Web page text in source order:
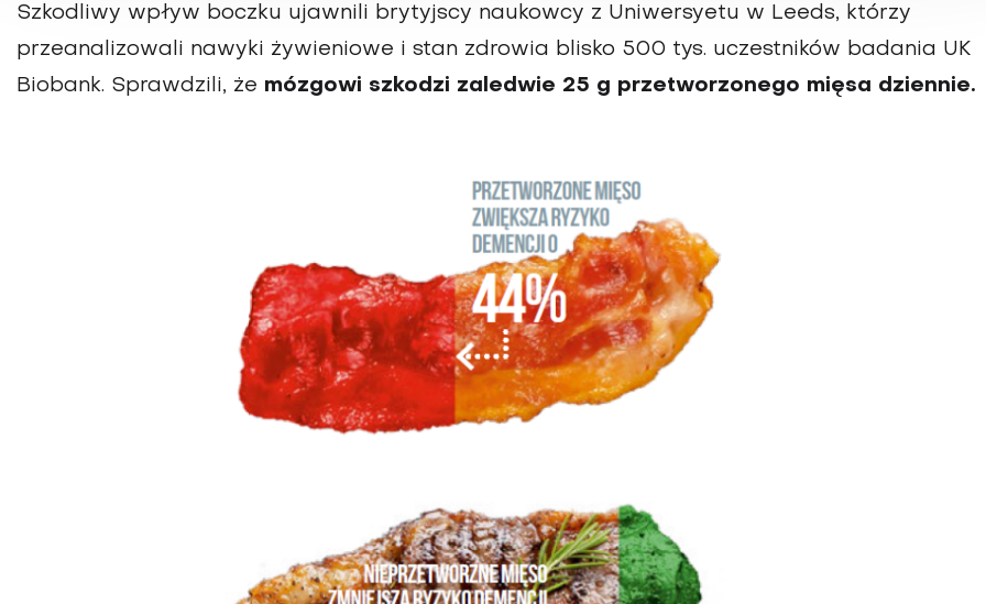
Szkodliwy wpływ boczku ujawnili brytyjscy naukowcy z Uniwersyetu w Leeds, którzy
przeanalizowali nawyki żywieniowe i stan zdrowia blisko 500 tys. uczestników badania UK
Biobank. Sprawdzili, że mózgowi szkodzi zaledwie 25 g przetworzonego mięsa dziennie.